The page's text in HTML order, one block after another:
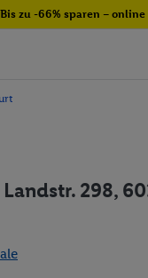
zu -66% sparen –
298,